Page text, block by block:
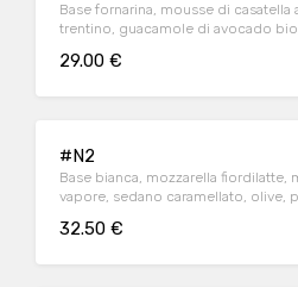
Base fornarina, mousse di casatella
trentino, guacamole di avocado
29.00 €
#N2
Base bianca, mozzarella fiordilatte,
vapore, sedano caramellato, olive,
32.50 €